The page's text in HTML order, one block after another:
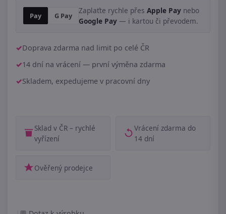
Pay G Pay
Zaplaťte rychle přes Apple Pay nebo
Google Pay — i kartou či převodem.
Doprava zdarma nad limit po celé ČR
14 dní na vrácení — první výměna zdarma
Skladem, expedujeme v pracovní dny
Sklad v ČR – rychlé
vyřízení
Vrácení zdarma do
14 dní
Ověřený prodejce